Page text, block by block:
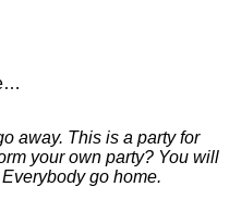
away. This is a party for
your own party? You will
go home.